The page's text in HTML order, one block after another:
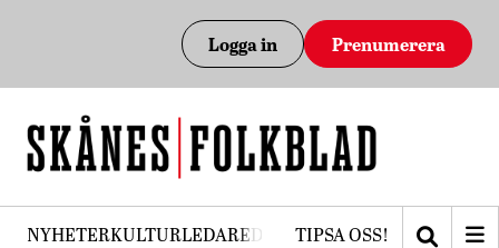
Logga in Prenumerera
NYHETERKULTURLEDAREDEBATTPRENUMERERA
TIPSA OSS!